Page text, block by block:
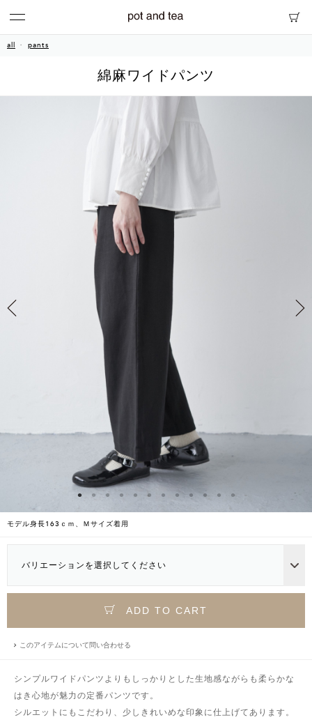
all pants
綿麻ワイドパンツ
モデル身長163ｃｍ、Ｍサイズ着用
バリエーションを選択してください
ADD TO CART
このアイテムについて問い合わせる
シンプルワイドパンツよりもしっかりとした生地感ながらも柔らかな
はき心地が魅力の定番パンツです。
シルエットにもこだわり、少しきれいめな印象に仕上げてあります。